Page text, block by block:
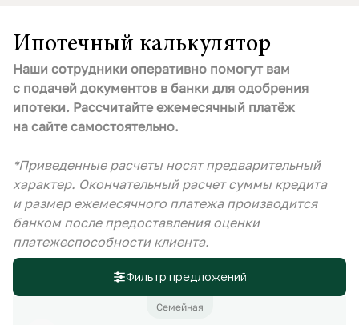
Ипотечный калькулятор
Наши сотрудники оперативно помогут вам
с подачей документов в банки для одобрения
ипотеки. Рассчитайте ежемесячный платёж
на сайте самостоятельно.
*Приведенные расчеты носят предварительный
характер. Окончательный расчет суммы кредита
и размер ежемесячного платежа производится
банком после предоставления оценки
платежеспособности клиента.
Фильтр предложений
Семейная